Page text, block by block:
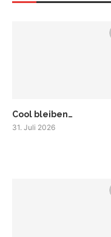
Cool bleiben…
31. Juli 2026